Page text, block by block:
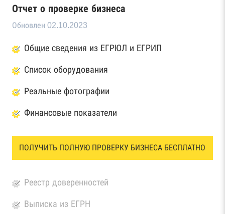
Отчет о проверке бизнеса
Обновлен 02.10.2023
Общие сведения из ЕГРЮЛ и ЕГРИП
Список оборудования
Реальные фотографии
Финансовые показатели
ПОЛУЧИТЬ ПОЛНУЮ ПРОВЕРКУ БИЗНЕСА БЕСПЛАТНО
Реестр доверенностей
Выписка из ЕГРН